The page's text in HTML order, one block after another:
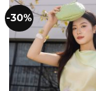
-30%